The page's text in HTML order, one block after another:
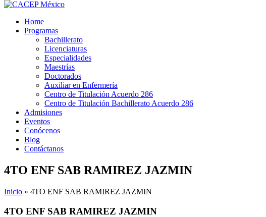
Home
Programas
Bachillerato
Licenciaturas
Especialidades
Maestrías
Doctorados
Auxiliar en Enfermería
Centro de Titulación Acuerdo 286
Centro de Titulación Bachillerato Acuerdo 286
Admisiones
Eventos
Conócenos
Blog
Contáctanos
4TO ENF SAB RAMIREZ JAZMIN
Inicio » 4TO ENF SAB RAMIREZ JAZMIN
4TO ENF SAB RAMIREZ JAZMIN